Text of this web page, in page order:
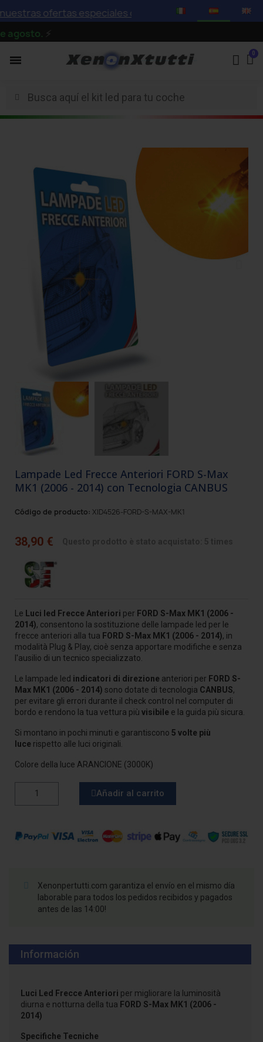
ofertas especiales con descuentos de hasta el 75%
⚡
Lampade Led Frecce Anteriori FORD S-Max
MK1 (2006 - 2014) con Tecnologia CANBUS
Código de producto: XID4526-FORD-S-MAX-MK1
38,90 €
Le Luci led Frecce Anteriori per FORD S-Max MK1 (2006 -
2014), consentono la sostituzione delle lampade led per le
frecce anteriori alla tua FORD S-Max MK1 (2006 - 2014), in
modalità Plug & Play, cioè senza apportare modifiche e senza
l'ausilio di un tecnico specializzato.
Le lampade led indicatori di direzione anteriori per FORD S-
Max MK1 (2006 - 2014) sono dotate di tecnologia CANBUS,
per evitare gli errori durante il check control nel computer di
bordo e rendono la tua vettura più visibile e la guida più sicura.
Si montano in pochi minuti e garantiscono 5 volte più
luce rispetto alle luci originali.
Colore della luce ARANCIONE (3000K)
Añadir al carrito
Xenonpertutti.com garantiza el envío en el mismo día
laborable para todos los pedidos recibidos y pagados
antes de las 14:00!
Información
Luci Led Frecce Anteriori per migliorare la luminosità
diurna e notturna della tua FORD S-Max MK1 (2006 -
2014)
Specifiche Tecniche